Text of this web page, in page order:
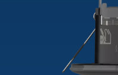
Smart Home
Soluzioni OEM